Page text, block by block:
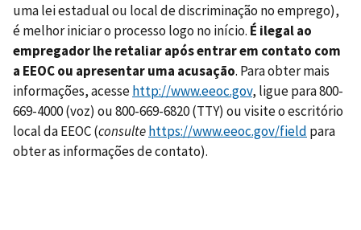
uma lei estadual ou local de discriminação no emprego),
é melhor iniciar o processo logo no início. É ilegal ao
empregador lhe retaliar após entrar em contato com
a EEOC ou apresentar uma acusação. Para obter mais
informações, acessehttp://www.eeoc.gov, ligue para 800-
669-4000 (voz) ou 800-669-6820 (TTY) ou visite o escritório
local da EEOC (consultehttps://www.eeoc.gov/field para
obter as informações de contato).